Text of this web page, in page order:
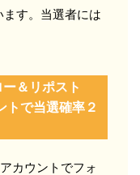
す。当選者には
＆リポスト
トで当選確率２
カウントでフォ